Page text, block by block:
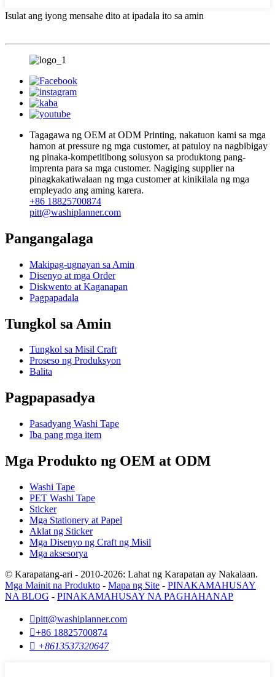
Isulat ang iyong mensahe dito at ipadala ito sa amin
Tagagawa ng OEM at ODM Printing, nakatuon kami sa mga
hamon at pressure ng mga customer, at patuloy na nagbibigay
ng pinaka-kompetitibong solusyon sa produktong pang-
imprenta para sa mga customer. Nagiging supplier na
pinagkakatiwalaan ng mga customer at kinikilala ng mga
empleyado ang aming karera.
+86 18825700874
pitt@washiplanner.com
Pangangalaga
Makipag-ugnayan sa Amin
Disenyo at mga Order
Diskwento at Kaganapan
Pagpapadala
Tungkol sa Amin
Tungkol sa Misil Craft
Proseso ng Produksyon
Balita
Pagpapasadya
Pasadyang Washi Tape
Iba pang mga item
Mga Produkto ng OEM at ODM
Washi Tape
PET Washi Tape
Sticker
Mga Stationery at Papel
Aklat ng Sticker
Mga Disenyo ng Craft ng Misil
Mga aksesorya
© Karapatang-ari - 2010-2026: Lahat ng Karapatan ay Nakalaan.
Mga Mainit na Produkto - Mapa ng Site - PINAKAMAHUSAY
NA BLOG - PINAKAMAHUSAY NA PAGHAHANAP
pitt@washiplanner.com
+86 18825700874
 +8613537320647